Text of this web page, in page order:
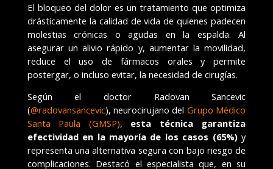
El bloqueo del dolor es un tratamiento que optimiza
drásticamente la calidad de vida de quienes padecen
molestias crónicas o agudas en la espalda. Al
asegurar un alivio rápido y, aumentar la movilidad,
reduce el uso de fármacos orales y permite
postergar, o incluso evitar, la necesidad de cirugías.
Según el doctor Radovan Sancevic
(@radovansancevic), neurocirujano del Grupo Médico
Santa Paula (GMSP), esta técnica garantiza
efectividad en la mayoría de los casos (65%)y
representa una alternativa segura con bajo riesgo de
complicaciones. Destacó el especialista que, en su